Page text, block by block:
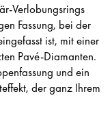
Verlobungsrings
Fassung, bei der
ist, mit einer
Pavé-Diamanten.
und ein
der ganz Ihrem